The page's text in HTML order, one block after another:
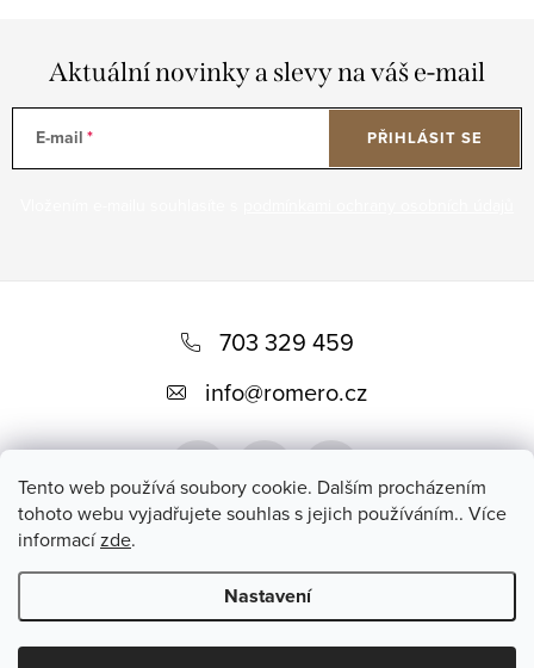
Tento web používá soubory cookie. Dalším procházením
tohoto webu vyjadřujete souhlas s jejich používáním.. Více
informacízde.
Nastavení
Aktuální novinky a slevy na váš e-mail
E-mail PŘIHLÁSIT SE
t
703 329 459
info@romero.cz
Přijímáme online platby
Copyright 2026Romero. Všechna práva vyhrazena.